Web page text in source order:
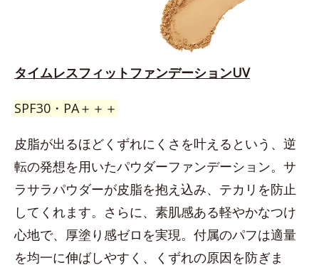
タイムレスフィットファンデーションUV
SPF30・PA＋＋＋
皮脂が出るほどくずれにくさを叶えるという、逆
転の発想を用いたパウダーファンデーション。サ
ラサラパウダーが皮脂を抱え込み、テカリを防止
してくれます。さらに、素肌感ある軽やかなつけ
心地で、厚塗り感ゼロを実現。付属のパフは適量
を均一に伸ばしやすく、くずれの原因を防ぎま